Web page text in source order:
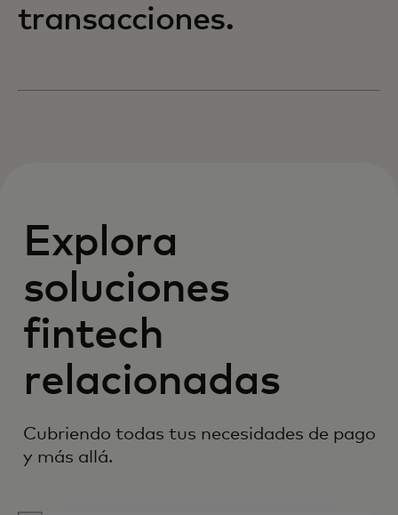
transacciones.
Explora
soluciones
fintech
relacionadas
Cubriendo todas tus necesidades de pago
y más allá.